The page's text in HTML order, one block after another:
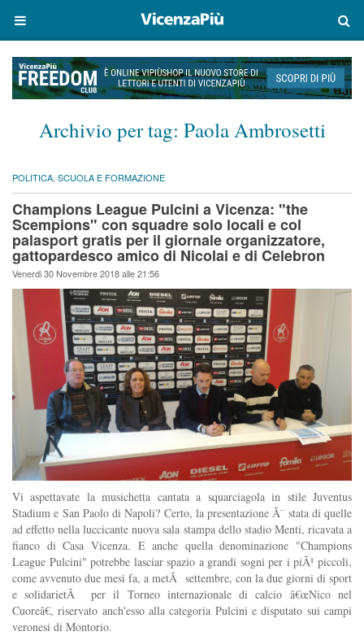
Archivio per tag: Paola Ambrosetti
POLITICA, SCUOLA E FORMAZIONE
Champions League Pulcini a Vicenza: "the
Scempions" con squadre solo locali e col
palasport gratis per il giornale organizzatore,
gattopardesco amico di Nicolai e di Celebron
Venerdi 30 Novembre 2018 alle 21:56
Vi aspettavate la musichetta cantata a squarciagola in stile Juventus
Stadium e San Paolo di Napoli? Certo, la presentazione Ã¨ stata di quelle
ad effetto nella luccicante nuova sala stampa dello stadio Menti, ricavata a
fianco di Casa Vicenza. E anche quella denominazione "Champions
League Pulcini" potrebbe lasciar spazio a grandi sogni per i piÃ¹ piccoli,
come avvenuto due mesi fa, a metÃ settembre, con la due giorni di sport
e solidarietÃ per il Torneo internazionale di calcio â€œNico nel
Cuoreâ€, riservato anch'esso alla categoria Pulcini e disputato sui campi
veronesi di Montorio.